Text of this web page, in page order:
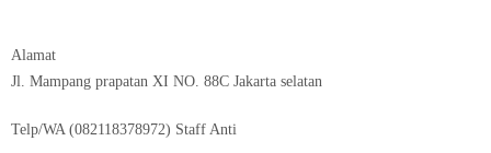
Alamat
Jl. Mampang prapatan XI NO. 88C Jakarta selatan
Telp/WA (082118378972) Staff Anti